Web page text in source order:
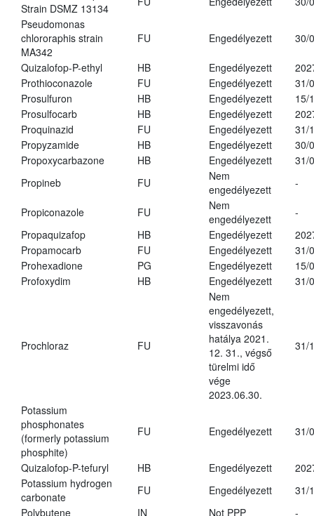
Strain DSMZ 13134
Pseudomonas
chlororaphis strain
MA342
FU Engedélyezett 30/
Quizalofop-P-ethyl HB Engedélyezett
Prothioconazole
FU Engedélyezett
31/
Prosulfuron
HB Engedélyezett
15/
Prosulfocarb
HB Engedélyezett
Proquinazid
FU Engedélyezett
31/
Propyzamide
HB Engedélyezett
30/
Propoxycarbazone
HB Engedélyezett
31/
Propineb
FU
Nem
engedélyezett
-
Propiconazole FU
Nem
engedélyezett
-
Propaquizafop
HB Engedélyezett
Propamocarb
FU Engedélyezett
31/
Prohexadione
PG Engedélyezett
15/
Profoxydim
HB Engedélyezett 31/
Prochloraz FU
Nem
engedélyezett,
visszavonás
hatálya 2021.
12. 31., végső
türelmi idő
vége
2023.06.30.
31/
Potassium
phosphonates
(formerly potassium
phosphite)
FU Engedélyezett 31/
Quizalofop-P-tefuryl HB Engedélyezett
Potassium hydrogen
carbonate
FU Engedélyezett
31/
Polybutene
IN Not PPP
-